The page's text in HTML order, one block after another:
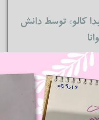
کالو» توسط دانش